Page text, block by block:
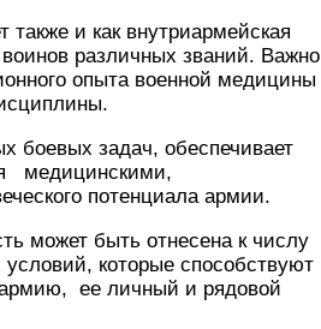
также и как внутриармейская
различных званий. Важно
опыта военной медицины
боевых задач, обеспечивает
медицинскими,
потенциала армии.
может быть отнесена к числу
которые способствуют
ее личный и рядовой